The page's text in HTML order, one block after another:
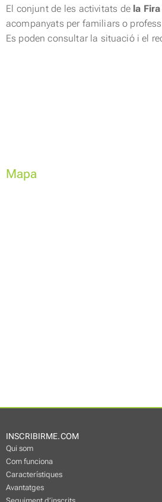
El conjunt de les activitats de la
acompanyats per familiars o
Es poden consultar la situació i el
Mapa
INSCRIBIRME.COM
Qui som
Com funciona
Característiques
Avantatges